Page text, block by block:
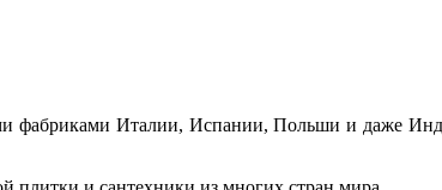
фабриками Италии, Испании, Польши и даже